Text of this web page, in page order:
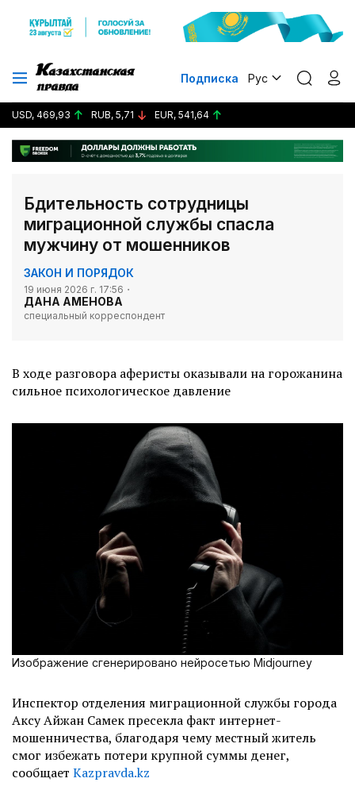
Подписка Рус
USD, 469,93 RUB, 5,71 EUR, 541,64
Бдительность сотрудницы
миграционной службы спасла
мужчину от мошенников
ЗАКОН И ПОРЯДОК
19 июня 2026 г. 17:56
ДАНА АМЕНОВА
специальный корреспондент
В ходе разговора аферисты оказывали на горожанина
сильное психологическое давление
Изображение сгенерировано нейросетью Midjourney
Инспектор отделения миграционной службы города
Аксу Айжан Самек пресекла факт интернет-
мошенничества, благодаря чему местный житель
смог избежать потери крупной суммы денег,
сообщает Kazpravda.kz